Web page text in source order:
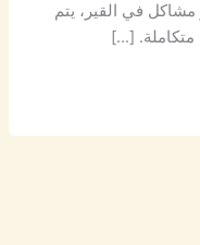
في القير، يتم
متكاملة. […]